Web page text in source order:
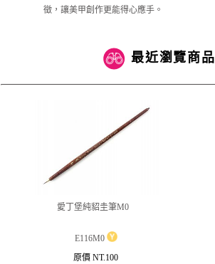
徵，讓美甲創作更能得心應手。
最近瀏覽商品
愛丁堡純貂圭筆M0
E116M0
原價 NT.100